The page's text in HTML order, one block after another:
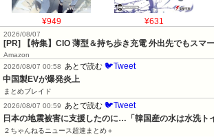
¥949 ¥631
2026/08/07
[PR] 【特集】CIO 薄型＆持ち歩き充電 外出先でもスマ
Amazon
2026/08/07 00:58
あとで読む 🐦Tweet
中国製EVが爆発炎上
まとめブレイド
2026/08/07 00:59
あとで読む 🐦Tweet
日本の地震被害に支援したのに…「韓国産の水は水洗ト
２ちゃんねるニュース超速まとめ＋